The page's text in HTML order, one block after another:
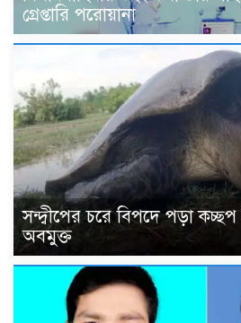
গ্রেপ্তারি পরোয়ানা
সন্দ্বীপের চরে বিপদে পড়া কচ্ছপ
অবমুক্ত